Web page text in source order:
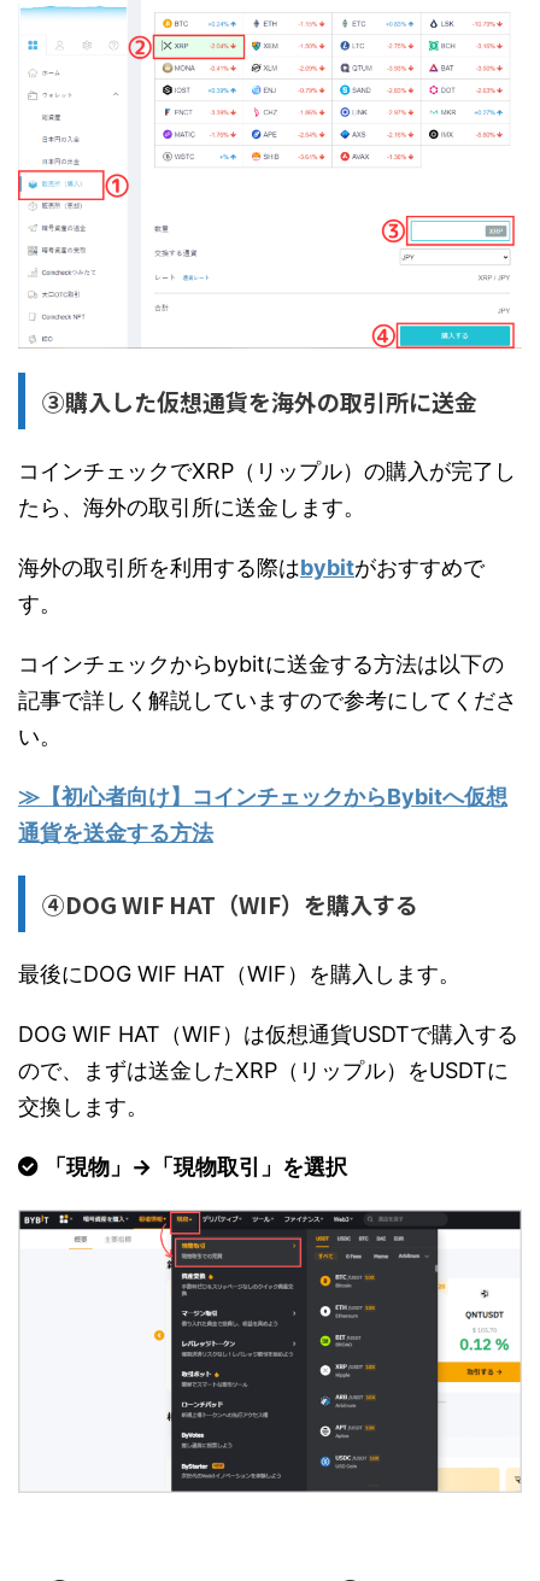
③購入した仮想通貨を海外の取引所に送金
コインチェックでXRP（リップル）の購入が完了し
たら、海外の取引所に送金します。
海外の取引所を利用する際はbybitがおすすめで
す。
コインチェックからbybitに送金する方法は以下の
記事で詳しく解説していますので参考にしてくださ
い。
≫【初心者向け】コインチェックからBybitへ仮想
通貨を送金する方法
④DOG WIF HAT（WIF）を購入する
最後にDOG WIF HAT（WIF）を購入します。
DOG WIF HAT（WIF）は仮想通貨USDTで購入する
ので、まずは送金したXRP（リップル）をUSDTに
交換します。
「現物」→「現物取引」を選択